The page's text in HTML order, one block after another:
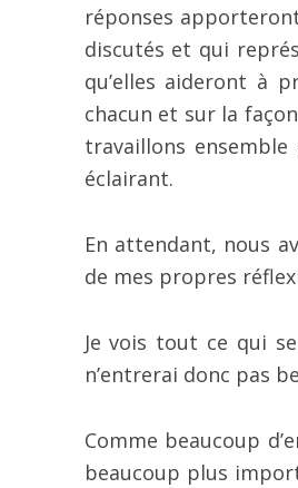
réponses
discutés et qui
qu’elles aideront à
chacun et sur la
travaillons
éclairant.
En attendant, nous
de mes propres
Je vois tout ce qui
n’entrerai donc pas
Comme beaucoup
beaucoup plus